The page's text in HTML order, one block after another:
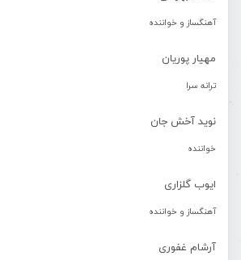
آهنگساز و خواننده
مهیار پوریان
ترانه سرا
نوید آخش جان
خواننده
ایوب گلزاری
آهنگساز و خواننده
آرشام غفوری